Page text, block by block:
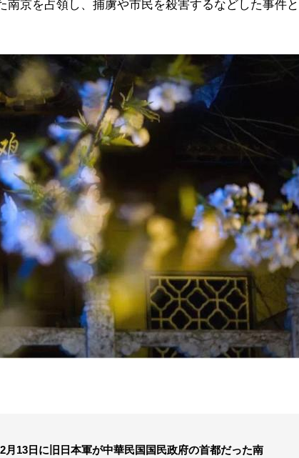
南京を占領し、捕虜や市民を殺害するなどした事件と
13日に旧日本軍が中華民国国民政府の首都だった南